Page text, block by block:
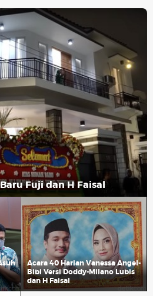
Fuji dan H Faisal
Acara 40 Harian Vanessa Angel-
Bibi Versi Doddy-Milano Lubis
dan H Faisal